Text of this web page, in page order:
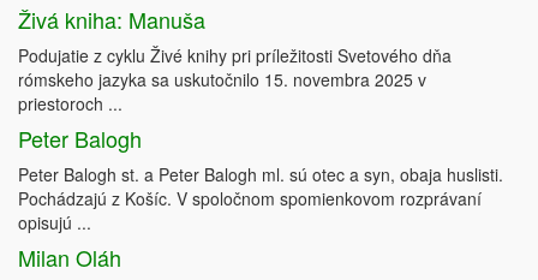
Živá kniha: Manuša
Podujatie z cyklu Živé knihy pri príležitosti Svetového dňa
rómskeho jazyka sa uskutočnilo 15. novembra 2025 v
priestoroch ...
Peter Balogh
Peter Balogh st. a Peter Balogh ml. sú otec a syn, obaja huslisti.
Pochádzajú z Košíc. V spoločnom spomienkovom rozprávaní
opisujú ...
Milan Oláh